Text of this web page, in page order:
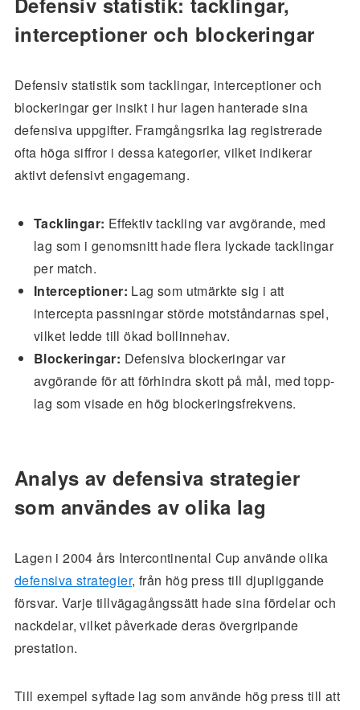
interceptioner och blockeringar
Defensiv statistik som tacklingar, interceptioner och
blockeringar ger insikt i hur lagen hanterade sina
defensiva uppgifter. Framgångsrika lag registrerade
ofta höga siffror i dessa kategorier, vilket indikerar
aktivt defensivt engagemang.
Tacklingar: Effektiv tackling var avgörande, med
lag som i genomsnitt hade flera lyckade tacklingar
per match.
Interceptioner: Lag som utmärkte sig i att
intercepta passningar störde motståndarnas spel,
vilket ledde till ökad bollinnehav.
Blockeringar: Defensiva blockeringar var
avgörande för att förhindra skott på mål, med topp-
lag som visade en hög blockeringsfrekvens.
Analys av defensiva strategier
som användes av olika lag
Lagen i 2004 års Intercontinental Cup använde olika
defensiva strategier, från hög press till djupliggande
försvar. Varje tillvägagångssätt hade sina fördelar och
nackdelar, vilket påverkade deras övergripande
prestation.
Till exempel syftade lag som använde hög press till att